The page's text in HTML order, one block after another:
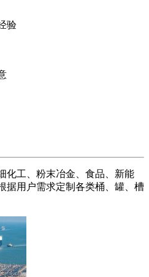
验
化工、粉末冶金、食品、新能
据用户需求定制各类桶、罐、槽